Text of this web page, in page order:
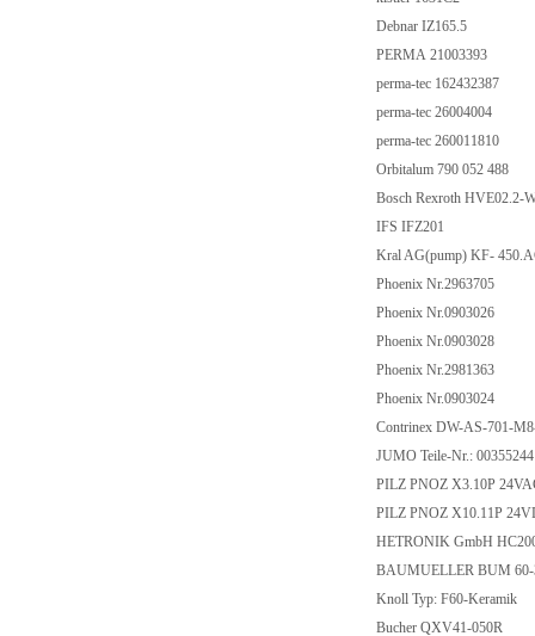
Debnar IZ165.5
PERMA 21003393
perma-tec 162432387
perma-tec 26004004
perma-tec 260011810
Orbitalum 790 052 488
Bosch Rexroth HVE02.2-
IFS IFZ201
Kral AG(pump) KF-
Phoenix Nr.2963705
Phoenix Nr.0903026
Phoenix Nr.0903028
Phoenix Nr.2981363
Phoenix Nr.0903024
Contrinex DW-AS-701-
JUMO Teile-Nr.:
PILZ PNOZ X3.10P
PILZ PNOZ X10.11P
HETRONIK GmbH
BAUMUELLER BUM
Knoll Typ: F60-Keramik
Bucher QXV41-050R